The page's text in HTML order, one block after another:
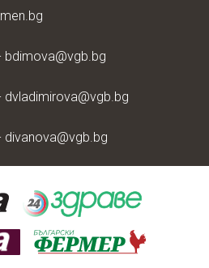
bdimova@vgb.bg
dvladimirova@vgb.bg
divanova@vgb.bg